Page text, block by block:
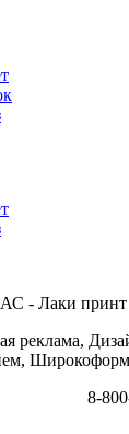
АС - Лаки принт
реклама,
8-